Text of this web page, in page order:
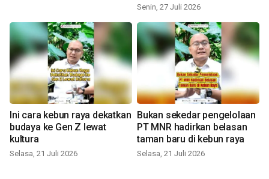
Senin, 27 Juli 2026
Ini cara kebun raya dekatkan
budaya ke Gen Z lewat
kultura
Selasa, 21 Juli 2026
Bukan sekedar pengelolaan
PT MNR hadirkan belasan
taman baru di kebun raya
Selasa, 21 Juli 2026